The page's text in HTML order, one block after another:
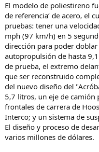
El modelo de poliestireno
de referencia’ de acero, el
pruebas: tener una
mph (97 km/h) en 5
dirección para poder
autopropulsión de hasta
de prueba, el extremo
que ser reconstruido
del nuevo diseño del
5,7 litros, un eje de camión
frontales de carrera de
Interco; y un sistema de
El diseño y proceso de
varios millones de dólares.